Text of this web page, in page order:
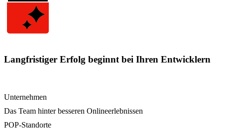
Langfristiger Erfolg beginnt bei Ihren Entwicklern
Unternehmen
Das Team hinter besseren Onlineerlebnissen
POP-Standorte